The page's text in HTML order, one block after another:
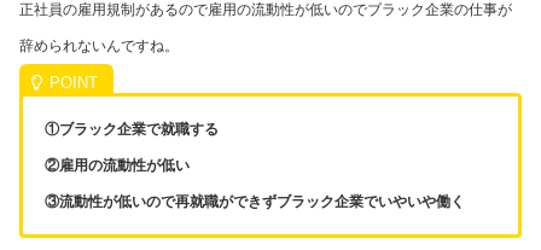
正社員の雇用規制があるので雇用の流動性が低いのでブラック企業の仕事が
辞められないんですね。
①ブラック企業で就職する
②雇用の流動性が低い
③流動性が低いので再就職ができずブラック企業でいやいや働く